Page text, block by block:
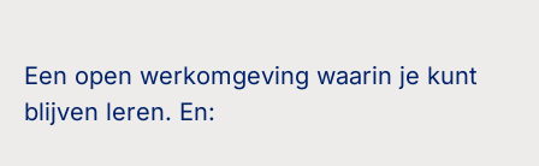
Een open werkomgeving waarin je kunt
blijven leren. En: